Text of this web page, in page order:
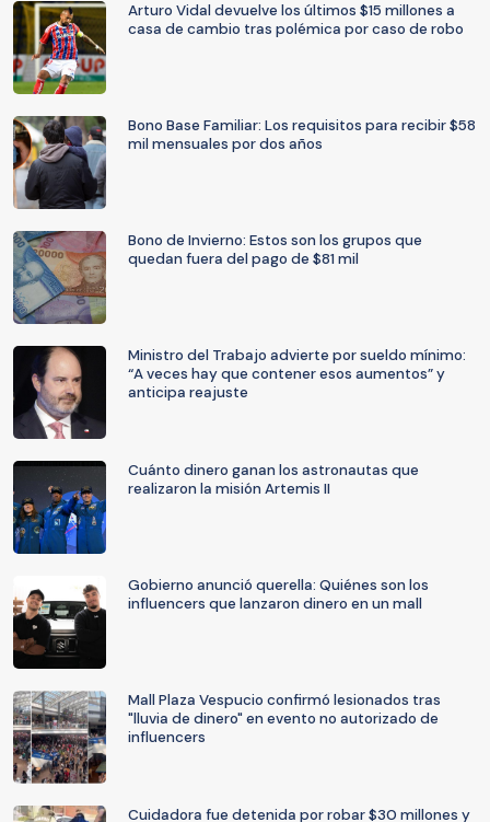
Arturo Vidal devuelve los últimos $15 millones a
casa de cambio tras polémica por caso de robo
Bono Base Familiar: Los requisitos para recibir $58
mil mensuales por dos años
Bono de Invierno: Estos son los grupos que
quedan fuera del pago de $81 mil
Ministro del Trabajo advierte por sueldo mínimo:
“A veces hay que contener esos aumentos” y
anticipa reajuste
Cuánto dinero ganan los astronautas que
realizaron la misión Artemis II
Gobierno anunció querella: Quiénes son los
influencers que lanzaron dinero en un mall
Mall Plaza Vespucio confirmó lesionados tras
"lluvia de dinero" en evento no autorizado de
influencers
Cuidadora fue detenida por robar $30 millones y